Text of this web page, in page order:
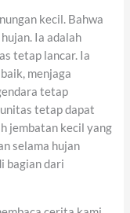
kecil. Bahwa
Ia adalah
tetap lancar. Ia
menjaga
tetap
tetap dapat
jembatan kecil yang
selama hujan
bagian dari